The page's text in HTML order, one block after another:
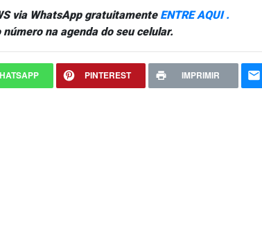
via WhatsApp gratuitamente ENTRE AQUI .
na agenda do seu celular.
PINTEREST IMPRIMIR